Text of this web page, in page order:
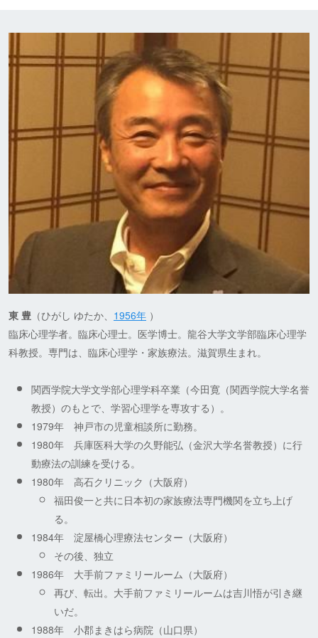
東 豊 （ひがし ゆたか、 1956年 ）
臨床心理学者。臨床心理士。医学博士。龍谷大学文学部臨床心理学
科教授。専門は、臨床心理学・家族療法。滋賀県生まれ。
関西学院大学文学部心理学科卒業（今田寛（関西学院大学名誉
教授）のもとで、学習心理学を専攻する）。
1979年 神戸市の児童相談所に勤務。
1980年 兵庫医科大学の久野能弘（金沢大学名誉教授）に行
動療法の訓練を受ける。
1980年 高石クリニック（大阪府）
福田俊一と共に日本初の家族療法専門機関を立ち上げ
る。
1984年 淀屋橋心理療法センター（大阪府）
その後、独立
1986年 大手前ファミリールーム（大阪府）
再び、転出。大手前ファミリールームは吉川悟が引き継
いだ。
1988年 小郡まきはら病院（山口県）